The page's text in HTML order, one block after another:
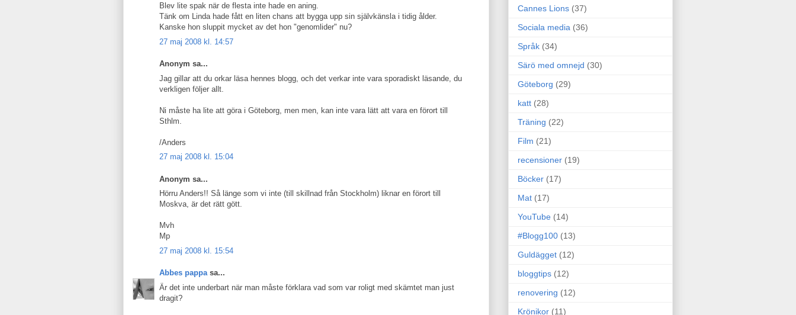
Blev lite spak när de flesta inte hade en aning.
Tänk om Linda hade fått en liten chans att bygga upp sin självkänsla i tidig ålder.
Kanske hon sluppit mycket av det hon "genomlider" nu?
27 maj 2008 kl. 14:57
Anonym sa...
Jag gillar att du orkar läsa hennes blogg, och det verkar inte vara sporadiskt läsande, du
verkligen följer allt.
Ni måste ha lite att göra i Göteborg, men men, kan inte vara lätt att vara en förort till
Sthlm.
/Anders
27 maj 2008 kl. 15:04
Anonym sa...
Hörru Anders!! Så länge som vi inte (till skillnad från Stockholm) liknar en förort till
Moskva, är det rätt gött.
Mvh
Mp
27 maj 2008 kl. 15:54
Abbes pappasa...
Är det inte underbart när man måste förklara vad som var roligt med skämtet man just
dragit?
Cannes Lions (37)
Sociala media (36)
Språk (34)
Särö med omnejd (30)
Göteborg (29)
katt (28)
Träning (22)
Film (21)
recensioner (19)
Böcker (17)
Mat (17)
YouTube (14)
#Blogg100 (13)
Guldägget (12)
bloggtips (12)
renovering (12)
Krönikor (11)